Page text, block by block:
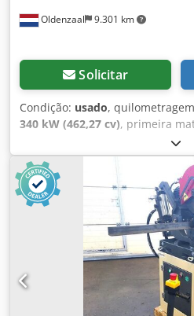
Oldenzaal 9.301 km
Solicitar
Condição: usado,
340 kW (462,27 cv), primeira
, tamanho do
estado dos pneus:60
7.550 mm
diesel,
combustível:500 l, cor:
automático
, número de
Euro 6, suspensão:
, largura total: 2.550
, comprimento do espaço
do espaço de carga:
2.400 mm,
1.600 mm
, Ano de fabrico:2015
aquecedor estacionário, ar